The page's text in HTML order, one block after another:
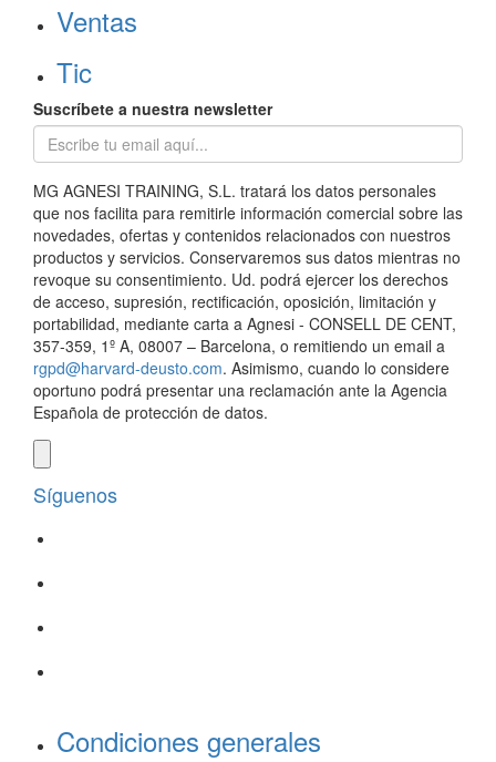
Ventas
Tic
Suscríbete a nuestra newsletter
MG AGNESI TRAINING, S.L. tratará los datos personales
que nos facilita para remitirle información comercial sobre las
novedades, ofertas y contenidos relacionados con nuestros
productos y servicios. Conservaremos sus datos mientras no
revoque su consentimiento. Ud. podrá ejercer los derechos
de acceso, supresión, rectificación, oposición, limitación y
portabilidad, mediante carta a Agnesi - CONSELL DE CENT,
357-359, 1º A, 08007 – Barcelona, o remitiendo un email a
rgpd@harvard-deusto.com. Asimismo, cuando lo considere
oportuno podrá presentar una reclamación ante la Agencia
Española de protección de datos.
Síguenos
Condiciones generales